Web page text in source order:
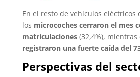
En el resto de vehículos eléctricos
los microcoches cerraron el mes
matriculaciones(32,4%), mientras
registraron una fuerte caída del
Perspectivas del